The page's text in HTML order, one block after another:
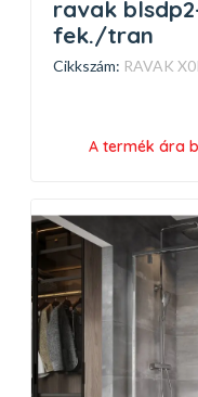
ravak
fek./tran
Cikkszám: RAVAK
A termék ára